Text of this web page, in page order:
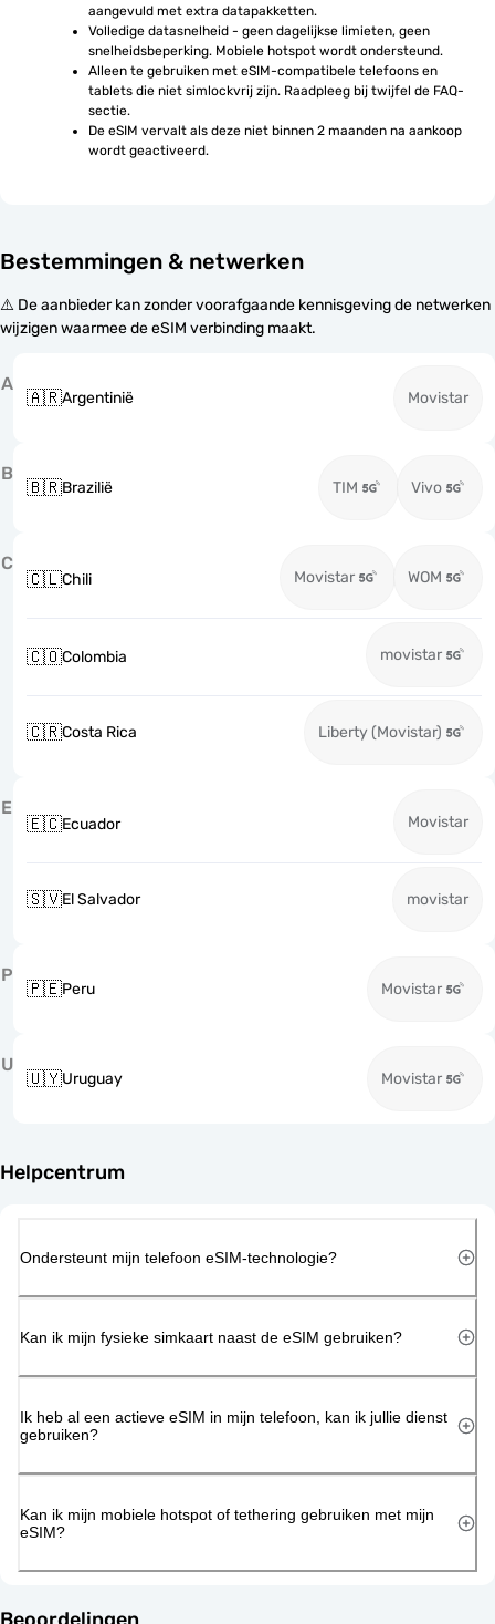
aangevuld met extra datapakketten.
Volledige datasnelheid - geen dagelijkse limieten, geen
snelheidsbeperking. Mobiele hotspot wordt ondersteund.
Alleen te gebruiken met eSIM-compatibele telefoons en
tablets die niet simlockvrij zijn. Raadpleeg bij twijfel de FAQ-
sectie.
De eSIM vervalt als deze niet binnen 2 maanden na aankoop
wordt geactiveerd.
Bestemmingen & netwerken
⚠️ De aanbieder kan zonder voorafgaande kennisgeving de netwerken
wijzigen waarmee de eSIM verbinding maakt.
A
🇦🇷Argentinië Movistar
B
🇧🇷Brazilië TIM Vivo
C
🇨🇱Chili Movistar WOM
🇨🇴Colombia movistar
🇨🇷Costa Rica Liberty (Movistar)
E
🇪🇨Ecuador Movistar
🇸🇻El Salvador movistar
P
🇵🇪Peru Movistar
U
🇺🇾Uruguay Movistar
Helpcentrum
Ondersteunt mijn telefoon eSIM-technologie?
Kan ik mijn fysieke simkaart naast de eSIM gebruiken?
Ik heb al een actieve eSIM in mijn telefoon, kan ik jullie dienst
gebruiken?
Kan ik mijn mobiele hotspot of tethering gebruiken met mijn
eSIM?